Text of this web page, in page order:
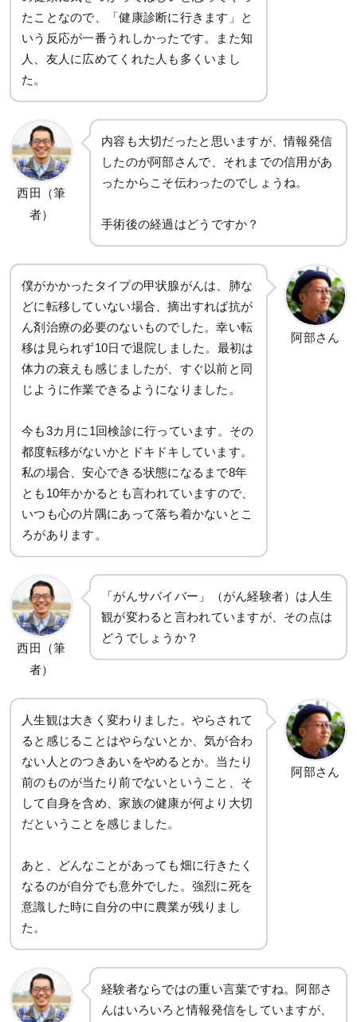
たことなので、「健康診断に行きます」と
いう反応が一番うれしかったです。また知
人、友人に広めてくれた人も多くいまし
た。
西田（筆
者）
内容も大切だったと思いますが、情報発信
したのが阿部さんで、それまでの信用があ
ったからこそ伝わったのでしょうね。
手術後の経過はどうですか？
僕がかかったタイプの甲状腺がんは、肺な
どに転移していない場合、摘出すれば抗が
ん剤治療の必要のないものでした。幸い転
移は見られず10日で退院しました。最初は
体力の衰えも感じましたが、すぐ以前と同
じように作業できるようになりました。
今も3カ月に1回検診に行っています。その
都度転移がないかとドキドキしています。
私の場合、安心できる状態になるまで8年
とも10年かかるとも言われていますので、
いつも心の片隅にあって落ち着かないとこ
ろがあります。
阿部さん
西田（筆
者）
「がんサバイバー」（がん経験者）は人生
観が変わると言われていますが、その点は
どうでしょうか？
人生観は大きく変わりました。やらされて
ると感じることはやらないとか、気が合わ
ない人とのつきあいをやめるとか。当たり
前のものが当たり前でないということ、そ
して自身を含め、家族の健康が何より大切
だということを感じました。
あと、どんなことがあっても畑に行きたく
なるのが自分でも意外でした。強烈に死を
意識した時に自分の中に農業が残りまし
た。
阿部さん
経験者ならではの重い言葉ですね。阿部さ
んはいろいろと情報発信をしていますが、